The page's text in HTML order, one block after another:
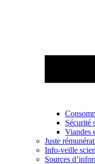
Sécurité
Viandes
Juste
Info-veille
Sources